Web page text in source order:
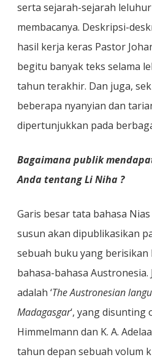
serta sejarah-sejarah
membacanya. Deskripsi-
hasil kerja keras Pastor
begitu banyak teks selama
tahun terakhir. Dan juga,
beberapa nyanyian dan
dipertunjukkan pada
Bagaimana publik
Anda tentang Li Niha ?
Garis besar tata bahasa
susun akan dipublikasikan
sebuah buku yang
bahasa-bahasa
adalah ‘The Austronesian
Madagasgar‘, yang disunting
Himmelmann dan K. A.
tahun depan sebuah volum